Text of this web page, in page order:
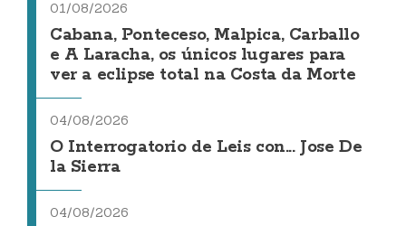
01/08/2026
Cabana, Ponteceso, Malpica, Carballo
e A Laracha, os únicos lugares para
ver a eclipse total na Costa da Morte
04/08/2026
O Interrogatorio de Leis con... Jose De
la Sierra
04/08/2026